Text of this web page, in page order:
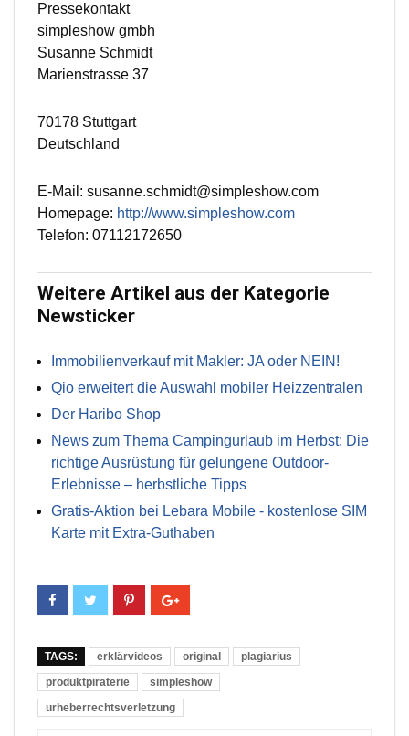
Pressekontakt
simpleshow gmbh
Susanne Schmidt
Marienstrasse 37
70178 Stuttgart
Deutschland
E-Mail: susanne.schmidt@simpleshow.com
Homepage: http://www.simpleshow.com
Telefon: 07112172650
Weitere Artikel aus der Kategorie
Newsticker
Immobilienverkauf mit Makler: JA oder NEIN!
Qio erweitert die Auswahl mobiler Heizzentralen
Der Haribo Shop
News zum Thema Campingurlaub im Herbst: Die
richtige Ausrüstung für gelungene Outdoor-
Erlebnisse – herbstliche Tipps
Gratis-Aktion bei Lebara Mobile - kostenlose SIM
Karte mit Extra-Guthaben
TAGS: erklärvideos original
plagiarius
produktpiraterie
simpleshow
urheberrechtsverletzung